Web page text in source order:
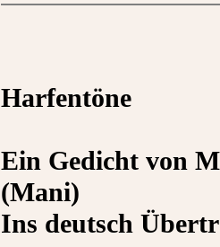
Harfentöne
Ein Gedicht von
(Mani)
Ins deutsch